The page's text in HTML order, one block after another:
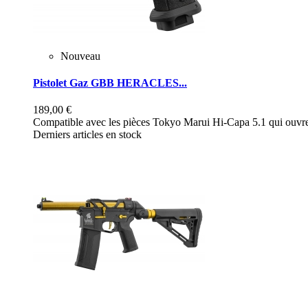
Nouveau
Pistolet Gaz GBB HERACLES...
189,00 €
Compatible avec les pièces Tokyo Marui Hi-Capa 5.1 qui
Derniers articles en stock